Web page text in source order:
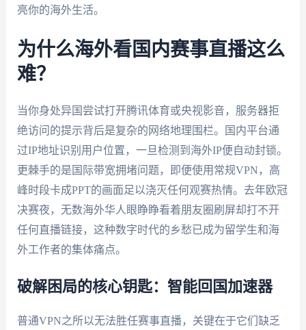
亮你的海外生活。
为什么海外看国内赛事直播这么
难？
当你身处异国尝试打开腾讯体育或央视影音，服务器拒
绝访问的提示背后是复杂的网络地理围栏。国内平台通
过IP地址识别用户位置，一旦检测到海外IP便自动封锁。
更棘手的是国际带宽拥堵问题，即便使用常规VPN，高
峰时段卡成PPT的画面足以浇灭任何观赛热情。去年欧冠
决赛夜，无数海外华人眼睁睁看着朋友圈刷屏却打不开
任何直播链接，这种数字时代的乡愁已成为留学生和海
外工作者的集体痛点。
破解困局的核心钥匙：智能回国加速器
普通VPN之所以无法胜任赛事直播，关键在于它们缺乏